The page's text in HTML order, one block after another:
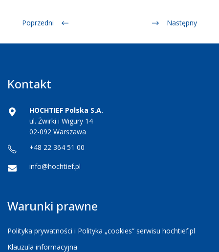
Poprzedni Następny
Kontakt
HOCHTIEF Polska S.A.
ul. Żwirki i Wigury 14
02-092 Warszawa
+48 22 364 51 00
info@hochtief.pl
Warunki prawne
Polityka prywatności i Polityka „cookies” serwisu hochtief.pl
Klauzula informacyjna